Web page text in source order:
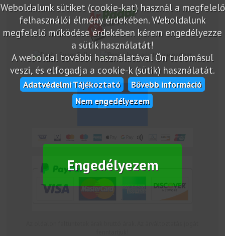
Weboldalunk sütiket (cookie-kat) használ a megfelelő
felhasználói élmény érdekében. Weboldalunk
megfelelő működése érdekében kérem engedélyezze
a sütik használatát!
A weboldal további használatával Ön tudomásul
veszi, és elfogadja a cookie-k (sütik) használatát.
Adatvédelmi Tájékoztató
Bővebb információ
Nem engedélyezem
Engedélyezem
marketplace partner